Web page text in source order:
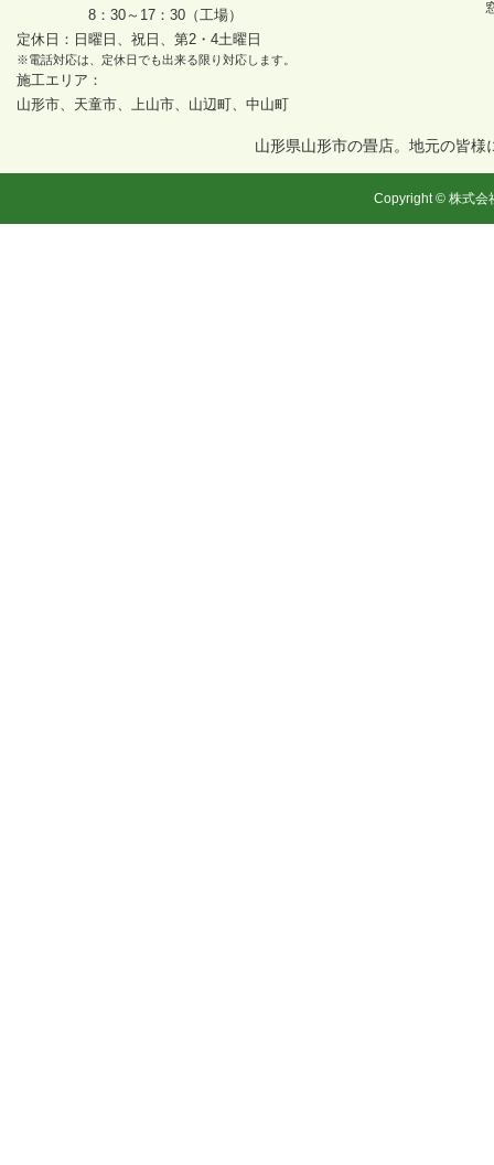
8：30～17：30（工場）
定休日：日曜日、祝日、第2・4土曜日
※電話対応は、定休日でも出来る限り対応します。
施工エリア：
山形市、天童市、上山市、山辺町、中山町
山形県山形市の畳店。地元の皆
Copyright © 株式会